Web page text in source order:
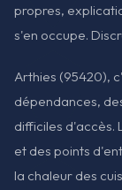
propres,
s'en occupe.
Arthies (95420),
dépendances,
difficiles d'accès.
et des points
la chaleur des